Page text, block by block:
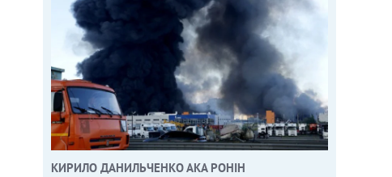
КИРИЛО ДАНИЛЬЧЕНКО АКА РОНІН